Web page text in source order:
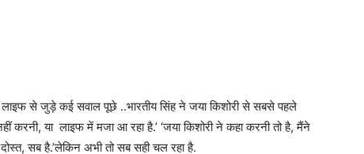
लाइफ से जुड़े कई सवाल पूछे ..भारतीय सिंह ने जया किशोरी से सबसे पहले
करनी, या लाइफ में मजा आ रहा है.’ ‘जया किशोरी ने कहा करनी तो है, मैंने
सब है.’लेकिन अभी तो सब सही चल रहा है.